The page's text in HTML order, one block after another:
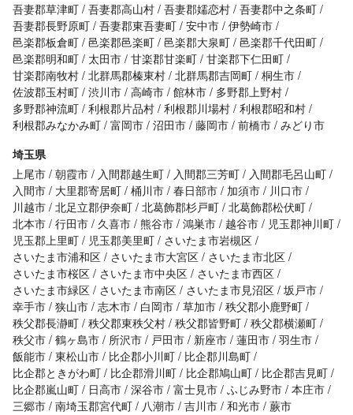
吾妻郡草津町 吾妻郡高山村 吾妻郡嬬恋村 吾妻郡中之条町
吾妻郡長野原町 吾妻郡東吾妻町 安中市 伊勢崎市
邑楽郡板倉町 邑楽郡邑楽町 邑楽郡大泉町 邑楽郡千代田町
邑楽郡明和町
太田市 甘楽郡甘楽町 甘楽郡下仁田町
甘楽郡南牧村 北群馬郡榛東村 北群馬郡吉岡町 桐生市
佐波郡玉村町 渋川市 高崎市 館林市
多野郡上野村
多野郡神流町 利根郡片品村 利根郡川場村 利根郡昭和村
利根郡みなかみ町 富岡市 沼田市 藤岡市 前橋市 みどり市
埼玉県
上尾市 朝霞市 入間郡越生町 入間郡三芳町
入間郡毛呂山町
入間市
大里郡寄居町 桶川市 春日部市 加須市
川口市
川越市 北足立郡伊奈町 北葛飾郡杉戸町 北葛飾郡松伏町
北本市 行田市 久喜市 熊谷市 鴻巣市 越谷市
児玉郡神川町
児玉郡上里町
児玉郡美里町
さいたま市岩槻区
さいたま市浦和区
さいたま市大宮区
さいたま市北区
さいたま市桜区
さいたま市中央区
さいたま市西区
さいたま市緑区
さいたま市南区 さいたま市見沼区 坂戸市
幸手市 狭山市 志木市 白岡市 草加市 秩父郡小鹿野町
秩父郡長瀞町 秩父郡東秩父村 秩父郡皆野町 秩父郡横瀬町
秩父市 鶴ヶ島市 所沢市 戸田市 新座市 蓮田市 羽生市
飯能市 東松山市 比企郡小川町
比企郡川島町
比企郡ときがわ町
比企郡滑川町 比企郡鳩山町
比企郡吉見町
比企郡嵐山町
日高市 深谷市 富士見市 ふじみ野市 本庄市
三郷市 南埼玉郡宮代町 八潮市 吉川市 和光市 蕨市